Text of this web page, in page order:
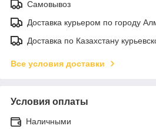
Самовывоз
Доставка курьером по городу
Доставка по Казахстану
Все условия доставки
Условия оплаты
Наличными